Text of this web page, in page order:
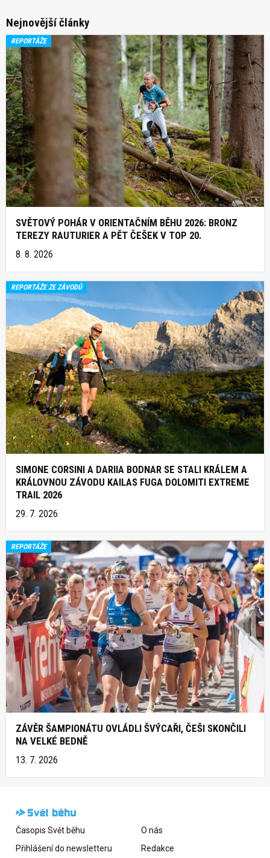
Nejnovější články
REPORTÁŽE
SVĚTOVÝ POHÁR V ORIENTAČNÍM BĚHU 2026: BRONZ
TEREZY RAUTURIER A PĚT ČEŠEK V TOP 20.
8. 8. 2026
REPORTÁŽE ZE ZÁVODŮ
SIMONE CORSINI A DARIIA BODNAR SE STALI KRÁLEM A
KRÁLOVNOU ZÁVODU KAILAS FUGA DOLOMITI EXTREME
TRAIL 2026
29. 7. 2026
REPORTÁŽE
ZÁVĚR ŠAMPIONÁTU OVLÁDLI ŠVÝCAŘI, ČEŠI SKONČILI
NA VELKÉ BEDNĚ
13. 7. 2026
Časopis Svět běhu
Přihlášení do newsletteru
O nás
Redakce